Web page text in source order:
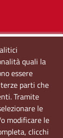
quali la
essere
parti che
Tramite
le
modificare le
clicchi